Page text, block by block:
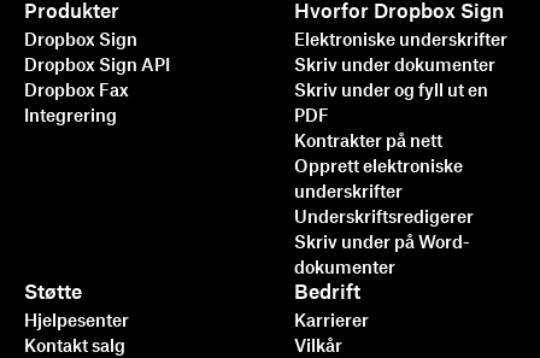
Produkter
Dropbox Sign
Dropbox Sign API
Dropbox Fax
Integrering
Hvorfor Dropbox Sign
Elektroniske underskrifter
Skriv under dokumenter
Skriv under og fyll ut en
PDF
Kontrakter på nett
Opprett elektroniske
underskrifter
Underskriftsredigerer
Skriv under på Word-
dokumenter
Støtte
Hjelpesenter
Kontakt salg
Bedrift
Karrierer
Vilkår